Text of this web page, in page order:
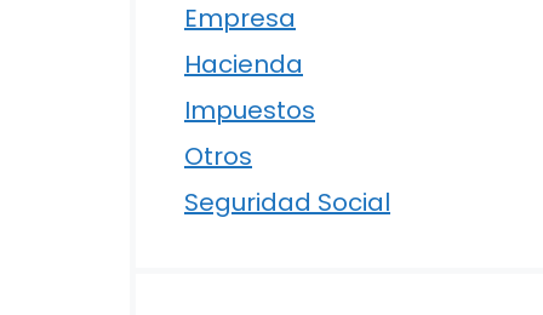
Empresa
Hacienda
Impuestos
Otros
Seguridad Social